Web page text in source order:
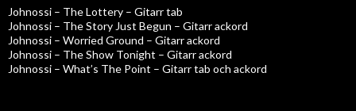
Johnossi – The Lottery – Gitarr tab
Johnossi – The Story Just Begun – Gitarr ackord
Johnossi – Worried Ground – Gitarr ackord
Johnossi – The Show Tonight – Gitarr ackord
Johnossi – What’s The Point – Gitarr tab och ackord